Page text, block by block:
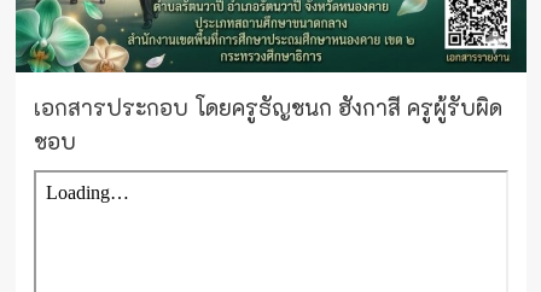
เอกสารประกอบ โดยครูธัญชนก ฮังกาสี ครูผู้รับผิด
ชอบ